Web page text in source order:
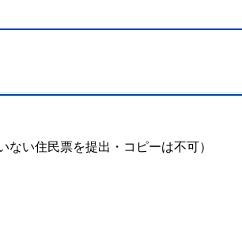
い住民票を提出・コピーは不可）